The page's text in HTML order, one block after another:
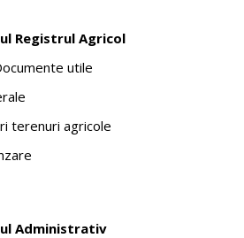
Registrul Agricol
utile
terenuri agricole
Administrativ